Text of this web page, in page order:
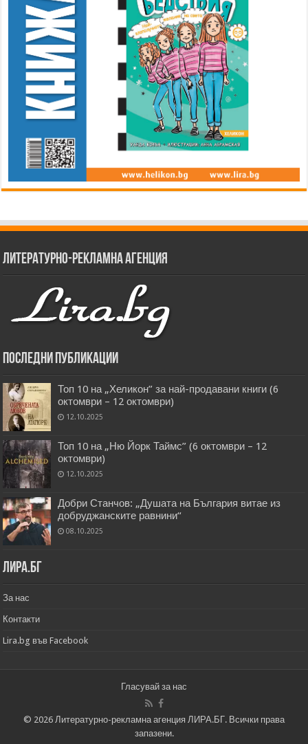
Литературно-рекламна агенция
Последни публикации
Топ 10 на „Хеликон” за най-продавани книги (6
октомври – 12 октомври)
12.10.2025
Топ 10 на „Ню Йорк Таймс” (6 октомври – 12
октомври)
12.10.2025
Добри Станчов: „Душата на България витае из
добруджанските равнини“
08.10.2025
Лира.бг
За нас
Контакти
Lira.bg във Facebook
Гласувай за нас
© 2026 Литературно-рекламна агенция ЛИРА.БГ. Всички права
запазени.